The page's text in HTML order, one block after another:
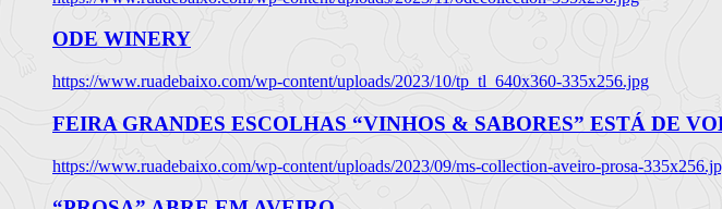
ODE WINERY
https://www.ruadebaixo.com/wp-content/uploads/2023/10/tp_tl_640x360-335x256.jpg
FEIRA GRANDES ESCOLHAS “VINHOS & SABORES” ESTÁ DE
https://www.ruadebaixo.com/wp-content/uploads/2023/09/ms-collection-aveiro-prosa-